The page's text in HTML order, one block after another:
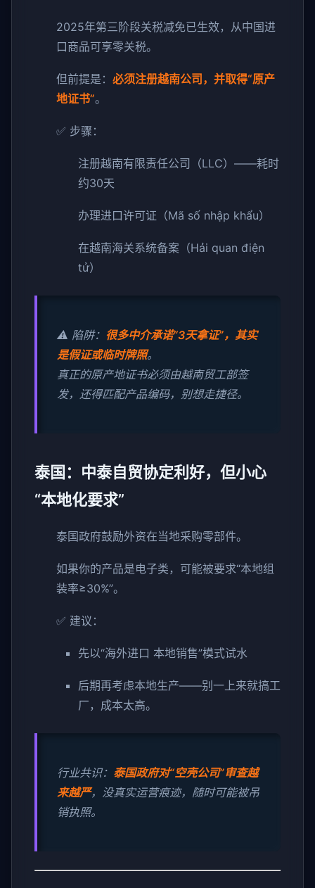
2025年第三阶段关税减免已生效，从中国进
口商品可享零关税。
但前提是： 必须注册越南公司，并取得“原产
地证书”。
✅ 步骤：
注册越南有限责任公司（LLC）——耗时
约30天
办理进口许可证（Mã số nhập khẩu）
在越南海关系统备案（Hải quan điện
tử）
⚠️ 陷阱： 很多中介承诺“3天拿证”，其实
是假证或临时牌照。
真正的原产地证书必须由越南贸工部签
发，还得匹配产品编码，别想走捷径。
泰国：中泰自贸协定利好，但小心
“本地化要求”
泰国政府鼓励外资在当地采购零部件。
如果你的产品是电子类，可能被要求“本地组
装率≥30%”。
✅ 建议：
先以“海外进口 本地销售”模式试水
后期再考虑本地生产——别一上来就搞工
厂，成本太高。
行业共识： 泰国政府对“空壳公司”审查越
来越严，没真实运营痕迹，随时可能被吊
销执照。